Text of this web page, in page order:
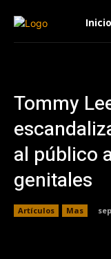
Inicio
Tommy
al público
genitales
Artículos Mas